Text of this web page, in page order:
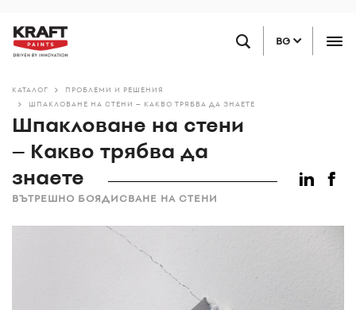
към
основното
BG
КАТАЛОГ
ПРОБЛЕМИ И РЕШЕНИЯ
ШПАКЛОВАНЕ НА СТЕНИ – КАКВО ТРЯБВА ДА ЗНАЕТЕ
Шпакловане на стени
– Какво трябва да
знаете
ВЪТРЕШНО БОЯДИСВАНЕ НА СТЕНИ